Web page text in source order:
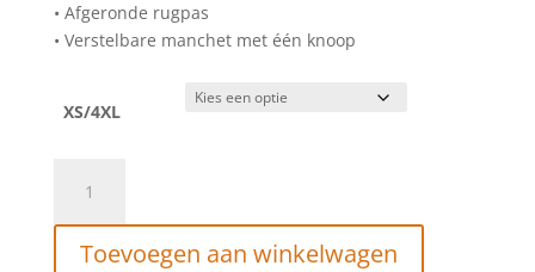
• Afgeronde rugpas
• Verstelbare manchet met één knoop
XS/4XL
Jersey
shirt
KentToevoegen aan winkelwagen